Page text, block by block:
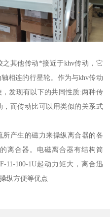
其他传动*接近于khv传动，它
相连的行星轮。作为与khv传动
发现有以下的共同性质:两种传
而传动比可以用类似的关系式
产生的磁力来操纵离合器的各
离合器。电磁离合器有结构简
11-100-1U起动力矩大，离合迅
纵方便等优点